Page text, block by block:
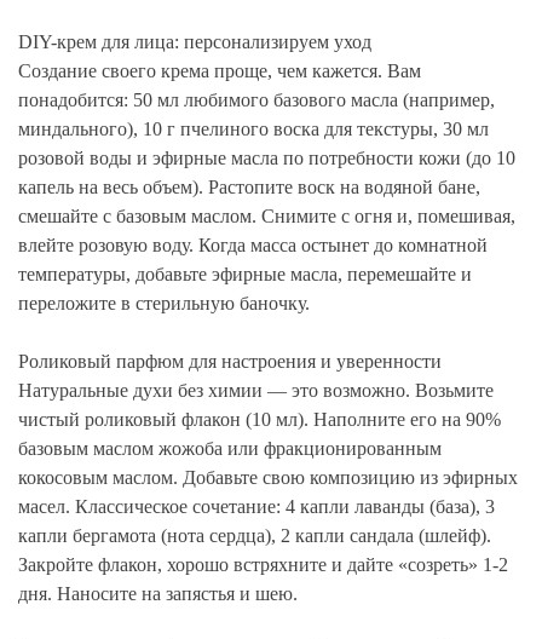
DIY-крем для лица: персонализируем уход
Создание своего крема проще, чем кажется. Вам
понадобится: 50 мл любимого базового масла (например,
миндального), 10 г пчелиного воска для текстуры, 30 мл
розовой воды и эфирные масла по потребности кожи (до 10
капель на весь объем). Растопите воск на водяной бане,
смешайте с базовым маслом. Снимите с огня и, помешивая,
влейте розовую воду. Когда масса остынет до комнатной
температуры, добавьте эфирные масла, перемешайте и
переложите в стерильную баночку.
Роликовый парфюм для настроения и уверенности
Натуральные духи без химии — это возможно. Возьмите
чистый роликовый флакон (10 мл). Наполните его на 90%
базовым маслом жожоба или фракционированным
кокосовым маслом. Добавьте свою композицию из эфирных
масел. Классическое сочетание: 4 капли лаванды (база), 3
капли бергамота (нота сердца), 2 капли сандала (шлейф).
Закройте флакон, хорошо встряхните и дайте «созреть» 1-2
дня. Наносите на запястья и шею.